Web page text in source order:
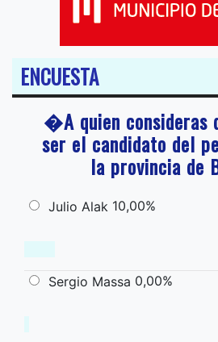
ENCUESTA
�A quien consideras
ser el candidato del
la provincia de
Julio Alak 10,00%
Sergio Massa 0,00%